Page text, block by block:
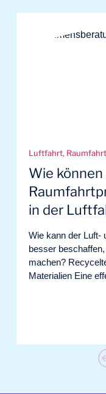
Luftfahrt,
Wie
in der
Wie kann der Luft-
besser
machen?
Materialien Eine